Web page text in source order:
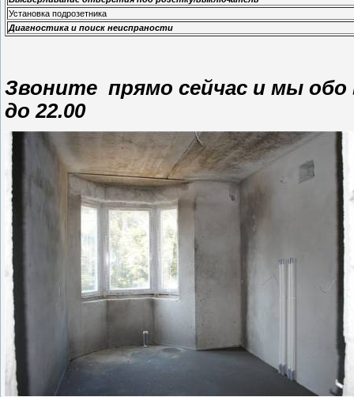
Установка подрозетника
Диагностика и поиск неиспраности
Звоните прямо сейчас и мы обо
до 22.00